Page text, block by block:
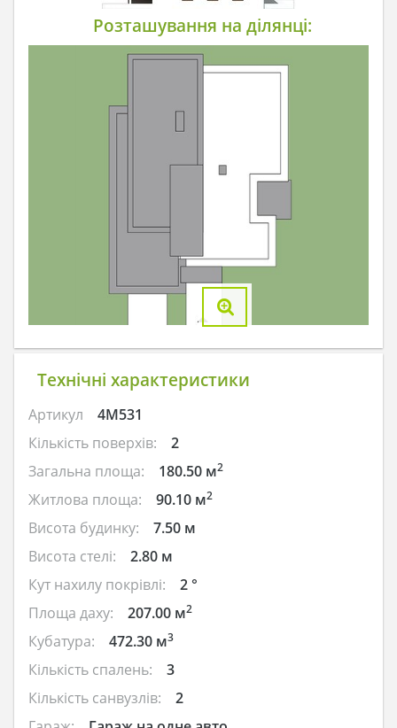
Розташування на ділянці:
Технічні характеристики
Артикул
4M531
Кількість поверхів:
2
Загальна площа:
180.50 м2
Житлова площа: 90.10 м2
Висота будинку:
7.50 м
Висота стелі:
2.80 м
Кут нахилу покрівлі:
2 °
Площа даху:
207.00 м2
Кубатура: 472.30 м3
Кількість спалень:
3
Кількість санвузлів:
2